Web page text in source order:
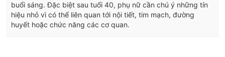
buổi sáng. Đặc biệt sau tuổi 40, phụ nữ cần chú ý những tín
hiệu nhỏ vì có thể liên quan tới nội tiết, tim mạch, đường
huyết hoặc chức năng các cơ quan.